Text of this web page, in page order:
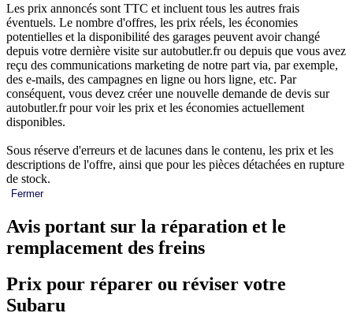
Les prix annoncés sont TTC et incluent tous les autres frais
éventuels. Le nombre d'offres, les prix réels, les économies
potentielles et la disponibilité des garages peuvent avoir changé
depuis votre dernière visite sur autobutler.fr ou depuis que vous avez
reçu des communications marketing de notre part via, par exemple,
des e-mails, des campagnes en ligne ou hors ligne, etc. Par
conséquent, vous devez créer une nouvelle demande de devis sur
autobutler.fr pour voir les prix et les économies actuellement
disponibles.
Sous réserve d'erreurs et de lacunes dans le contenu, les prix et les
descriptions de l'offre, ainsi que pour les pièces détachées en rupture
de stock.
Fermer
Avis portant sur la réparation et le
remplacement des freins
Prix pour réparer ou réviser votre
Subaru